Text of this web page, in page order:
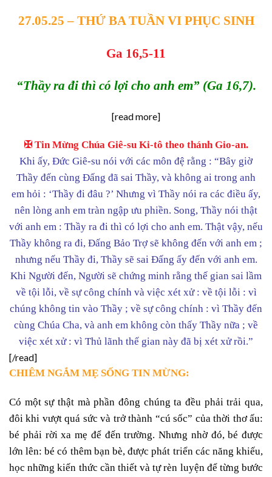
27.05.25 – THỨ BA TUẦN VI PHỤC SINH
Ga 16,5-11
“Thầy ra đi thì có lợi cho anh em” (Ga 16,7).
[read more]
✠ Tin Mừng Chúa Giê-su Ki-tô theo thánh Gio-an.
Khi ấy, Đức Giê-su nói với các môn đệ rằng : “Bây giờ
Thầy đến cùng Đấng đã sai Thầy, và không ai trong anh
em hỏi : ‘Thầy đi đâu ?’ Nhưng vì Thầy nói ra các điều ấy,
nên lòng anh em tràn ngập ưu phiền. Song, Thầy nói thật
với anh em : Thầy ra đi thì có lợi cho anh em. Thật vậy, nếu
Thầy không ra đi, Đấng Bảo Trợ sẽ không đến với anh em ;
nhưng nếu Thầy đi, Thầy sẽ sai Đấng ấy đến với anh em.
Khi Người đến, Người sẽ chứng minh rằng thế gian sai lầm
về tội lỗi, về sự công chính và việc xét xử : về tội lỗi : vì
chúng không tin vào Thầy ; về sự công chính : vì Thầy đến
cùng Chúa Cha, và anh em không còn thấy Thầy nữa ; về
việc xét xử : vì Thủ lãnh thế gian này đã bị xét xử rồi.”
[/read]
CHIÊM NGẮM MẸ SỐNG TIN MỪNG:
Có một sự thật mà phần đông chúng ta đều phải trải qua,
đôi khi vượt quá sức và trở thành “cú sốc” của thời thơ ấu:
bé phải rời xa mẹ để đến trường. Nhưng nhờ đó, bé được
lớn lên: bé có thêm bạn bè, được phát triển các năng khiếu,
học những kiến thức cần thiết và tự rèn luyện để từng bước